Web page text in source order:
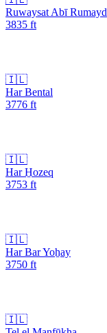
Ruwaysat Abī Rumayd
3835 ft
🇮🇱
Har Bental
3776 ft
🇮🇱
Har H̱ozeq
3753 ft
🇮🇱
Har Bar Yoẖay
3750 ft
🇮🇱